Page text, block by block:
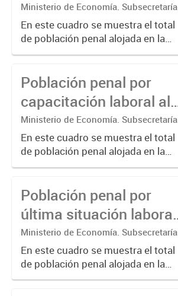
Ministerio de Economía. Subsecretaría
de Coordinación Económica y
Estadística. Dirección Provincial de
Estadística.
En este cuadro se muestra el total
de población penal alojada en la
provincia de Buenos Aires por tipo
Población penal por
capacitación laboral al
ingresar al
establecimiento penal.
Ministerio de Economía. Subsecretaría
de Coordinación Económica y
Estadística. Dirección Provincial de
Estadística.
En este cuadro se muestra el total
de población penal alojada en la
provincia de Buenos Aires por
ingresar al establecimiento penal.
Población penal por
última situación laboral
antes de ingresar al
establecimiento penal.
Ministerio de Economía. Subsecretaría
de Coordinación Económica y
Estadística. Dirección Provincial de
Estadística.
En este cuadro se muestra el total
de población penal alojada en la
provincia de Buenos Aires por